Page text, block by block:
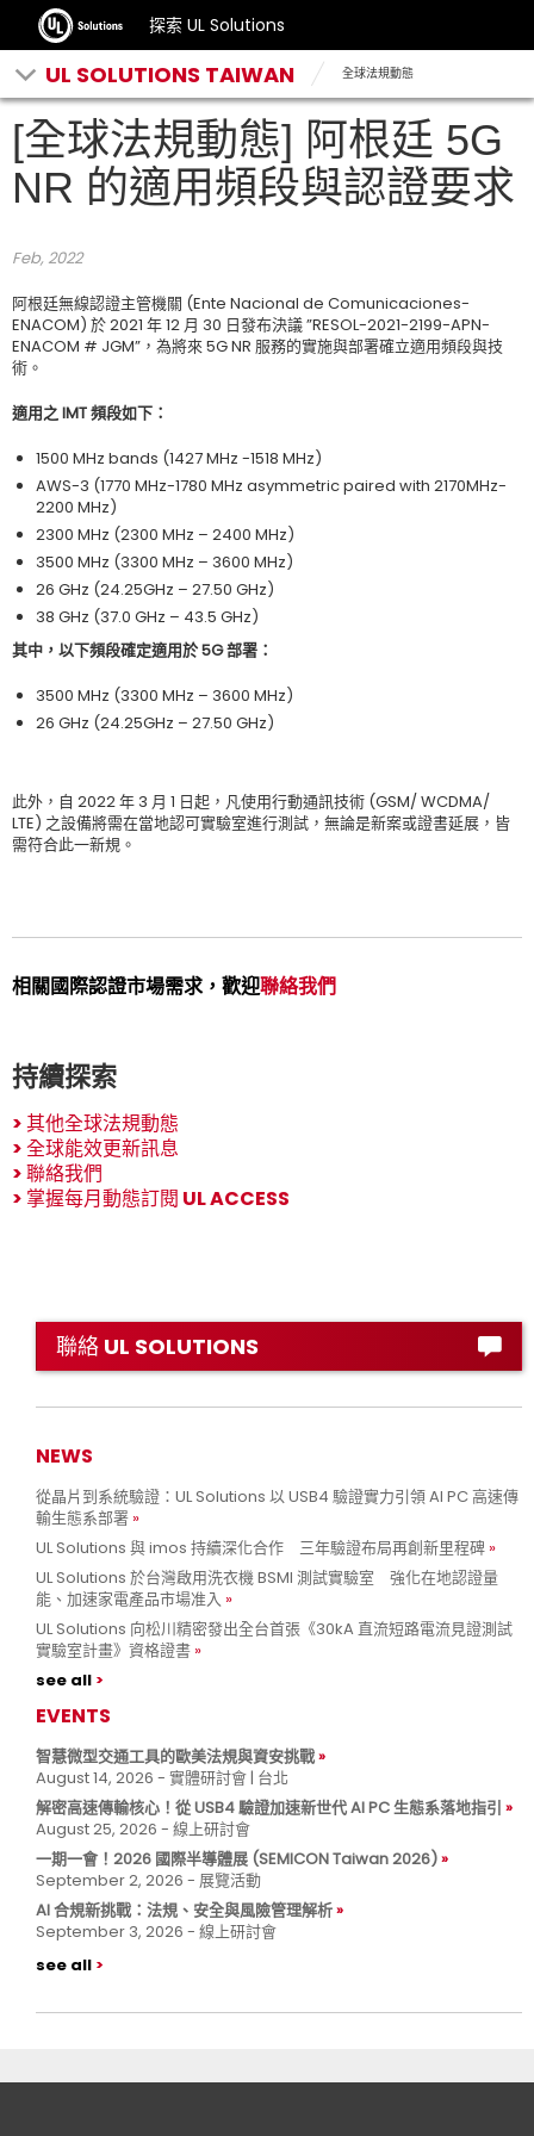
探索 UL Solutions
UL SOLUTIONS TAIWAN 全球法規動態
[全球法規動態] 阿根廷 5G
NR 的適用頻段與認證要求
Feb, 2022
阿根廷無線認證主管機關 (Ente Nacional de Comunicaciones-
ENACOM) 於 2021 年 12 月 30 日發布決議 ”RESOL-2021-2199-APN-
ENACOM # JGM”，為將來 5G NR 服務的實施與部署確立適用頻段與技
術。
適用之 IMT 頻段如下：
1500 MHz bands (1427 MHz -1518 MHz)
AWS-3 (1770 MHz-1780 MHz asymmetric paired with 2170MHz-
2200 MHz)
2300 MHz (2300 MHz – 2400 MHz)
3500 MHz (3300 MHz – 3600 MHz)
26 GHz (24.25GHz – 27.50 GHz)
38 GHz (37.0 GHz – 43.5 GHz)
其中，以下頻段確定適用於 5G 部署：
3500 MHz (3300 MHz – 3600 MHz)
26 GHz (24.25GHz – 27.50 GHz)
此外，自 2022 年 3 月 1 日起，凡使用行動通訊技術 (GSM/ WCDMA/
LTE) 之設備將需在當地認可實驗室進行測試，無論是新案或證書延展，皆
需符合此一新規。
相關國際認證市場需求，歡迎聯絡我們
持續探索
>其他全球法規動態
>全球能效更新訊息
>聯絡我們
> 掌握每月動態訂閱 UL ACCESS
聯絡 UL SOLUTIONS
NEWS
從晶片到系統驗證：UL Solutions 以 USB4 驗證實力引領 AI PC 高速傳
輸生態系部署
UL Solutions 與 imos 持續深化合作 三年驗證布局再創新里程碑
UL Solutions 於台灣啟用洗衣機 BSMI 測試實驗室 強化在地認證量
能、加速家電產品市場准入
UL Solutions 向松川精密發出全台首張《30kA 直流短路電流見證測試
實驗室計畫》資格證書
see all
EVENTS
智慧微型交通工具的歐美法規與資安挑戰
August 14, 2026 - 實體研討會 | 台北
解密高速傳輸核心！從 USB4 驗證加速新世代 AI PC 生態系落地指引
August 25, 2026 - 線上研討會
一期一會！2026 國際半導體展 (SEMICON Taiwan 2026)
September 2, 2026 - 展覽活動
AI 合規新挑戰：法規、安全與風險管理解析
September 3, 2026 - 線上研討會
see all